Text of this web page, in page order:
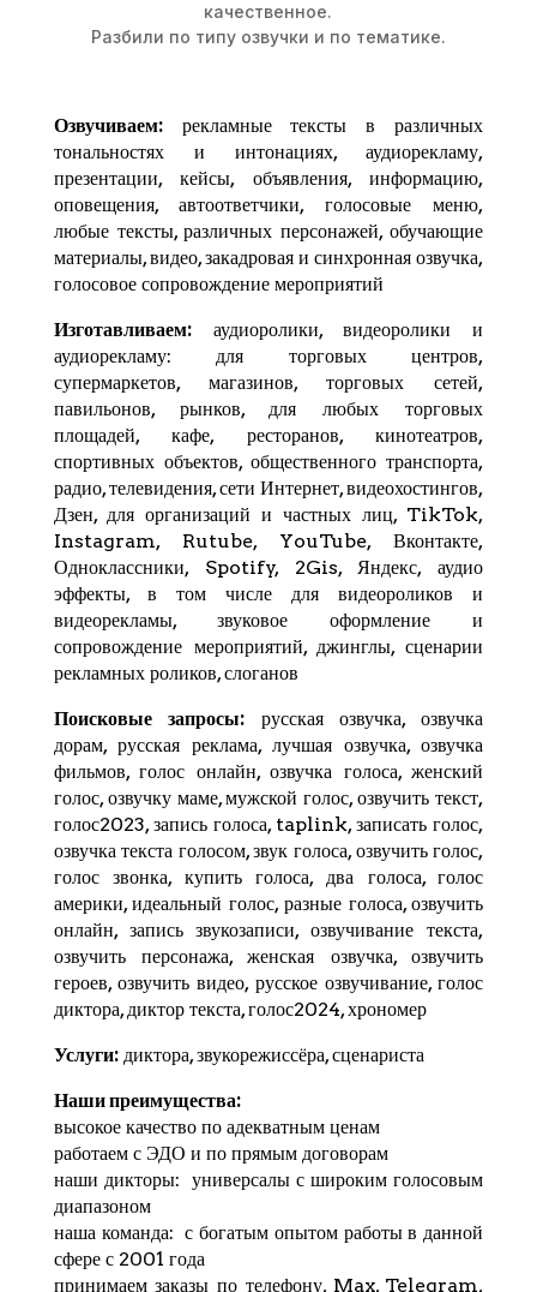
качественное.
Разбили по типу озвучки и по тематике.
Озвучиваем:рекламные тексты в различных
тональностях и интонациях,аудиорекламу,
презентации, кейсы, объявления, информацию,
оповещения, автоответчики, голосовые меню,
любые тексты, различных персонажей, обучающие
материалы, видео, закадровая и синхронная озвучка,
голосовое сопровождение мероприятий
Изготавливаем:аудиоролики, видеоролики и
аудиорекламу: для торговых центров,
супермаркетов, магазинов, торговых сетей,
павильонов, рынков, для любых торговых
площадей, кафе, ресторанов, кинотеатров,
спортивных объектов, общественного транспорта,
радио, телевидения, сети Интернет, видеохостингов,
Дзен, для организаций и частных лиц, TikTok,
Instagram, Rutube, YouTube,Вконтакте,
Одноклассники, Spotify,2Gis,Яндекс, аудио
эффекты, в том числе для видеороликов и
видеорекламы, звуковое оформление и
сопровождение мероприятий, джинглы, сценарии
рекламных роликов, слоганов
Поисковые запросы:русская озвучка, озвучка
дорам, русская реклама, лучшая озвучка, озвучка
фильмов, голос онлайн, озвучка голоса, женский
голос, озвучку маме, мужской голос, озвучить текст,
голос2023, запись голоса, taplink, записать голос,
озвучка текста голосом, звук голоса, озвучить голос,
голос звонка, купить голоса, два голоса, голос
америки, идеальный голос, разные голоса, озвучить
онлайн, запись звукозаписи, озвучивание текста,
озвучить персонажа, женская озвучка, озвучить
героев, озвучить видео, русское озвучивание, голос
диктора, диктор текста, голос2024,хрономер
Услуги:диктора, звукорежиссёра, сценариста
Наши преимущества:
высокое качество по адекватным ценам
работаем с ЭДО и по прямым договорам
наши дикторы: универсалы с широким голосовым
диапазоном
наша команда: с богатым опытом работы в данной
сфере с 2001 года
принимаем заказы по телефону, Max, Telegram,